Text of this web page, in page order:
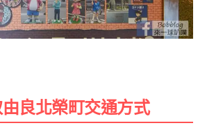
良北榮町交通方式